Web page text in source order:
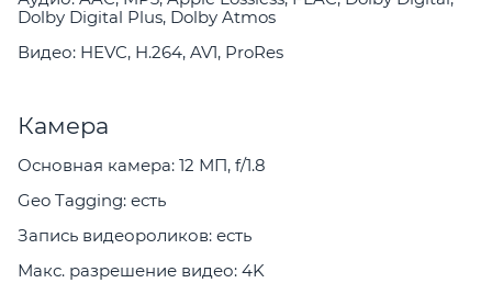
Dolby Digital Plus, Dolby Atmos
Видео: HEVC, H.264, AV1, ProRes
Камера
Основная камера: 12 МП, f/1.8
Geo Tagging: есть
Запись видеороликов: есть
Макс. разрешение видео: 4K